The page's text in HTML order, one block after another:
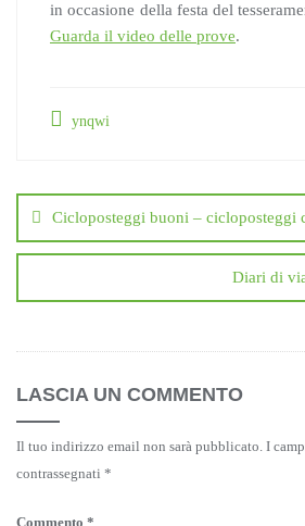
in occasione della festa del
Guarda il video delle prove.
ynqwi
articoli
Cicloposteggi buoni – cicloposteggi
Diari di
LASCIA UN COMMENTO
Il tuo indirizzo email non sarà pubblicato. I
contrassegnati *
Commento *